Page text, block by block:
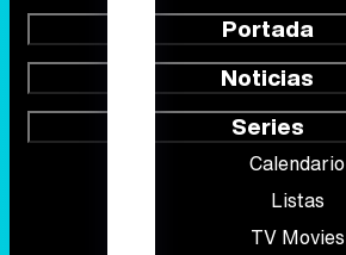
Portada
Noticias
Series
Calendario
Listas
TV Movies